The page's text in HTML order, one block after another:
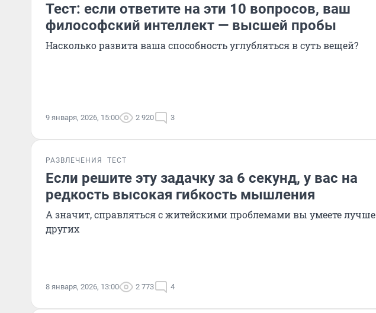
Тест: если ответите на эти 10 вопросов, ваш
философский интеллект — высшей пробы
Насколько развита ваша способность углубляться в суть вещей?
9 января, 2026, 15:00 2 920 3
РАЗВЛЕЧЕНИЯ ТЕСТ
Если решите эту задачку за 6 секунд, у вас на
редкость высокая гибкость мышления
А значит, справляться с житейскими проблемами вы умеете лучше
других
8 января, 2026, 13:00 2 773 4